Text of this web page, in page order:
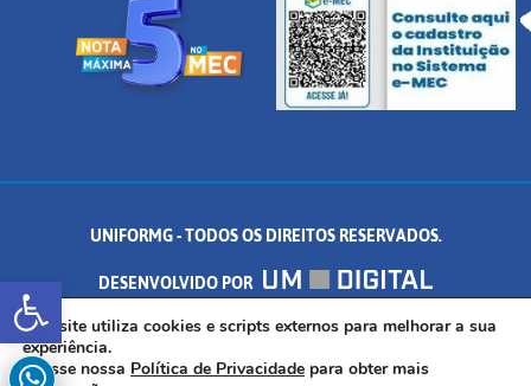
Abrir a barra de ferramentas
UNIFORMG - TODOS OS DIREITOS RESERVADOS.
DESENVOLVIDO POR
AV. DR. ARNALDO DE SENNA, 328 - PALMEIRAS, FORMIGA/MG - CEP:
35.574.530
Este site utiliza cookies e scripts externos para melhorar a sua
experiência.
Acesse nossa Política de Privacidade para obter mais